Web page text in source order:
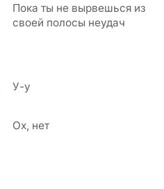
Пока ты не вырвешься из
своей полосы неудач
У-у
Ох, нет